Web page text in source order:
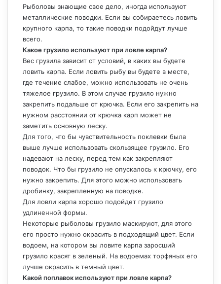
Рыболовы знающие свое дело, иногда используют
металлические поводки. Если вы собираетесь ловить
крупного карпа, то такие поводки подойдут лучше
всего.
Какое грузило используют при ловле карпа?
Вес грузила зависит от условий, в каких вы будете
ловить карпа. Если ловить рыбу вы будете в месте,
где течение слабое, можно использовать не очень
тяжелое грузило. В этом случае грузило нужно
закрепить подальше от крючка. Если его закрепить на
нужном расстоянии от крючка карп может не
заметить основную леску.
Для того, что бы чувствительность поклевки была
выше лучше использовать скользящее грузило. Его
надевают на леску, перед тем как закрепляют
поводок. Что бы грузило не опускалось к крючку, его
нужно закрепить. Для этого можно использовать
дробинку, закрепленную на поводке.
Для ловли карпа хорошо подойдет грузило
удлиненной формы.
Некоторые рыболовы грузило маскируют, для этого
его просто нужно окрасить в подходящий цвет. Если
водоем, на котором вы ловите карпа заросший
грузило красят в зеленый. На водоемах торфяных его
лучше окрасить в темный цвет.
Какой поплавок используют при ловле карпа?